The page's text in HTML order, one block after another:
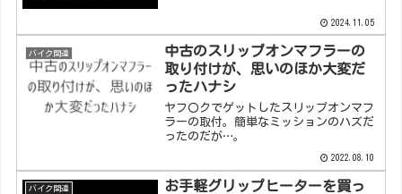
2024.11.05
バイク関連
中古のスリップオンマフラーの
取り付けが、思いのほか大変だ
ったハナシ
ヤフ〇クでゲットしたスリップオンマフ
ラーの取付。簡単なミッションのハズだ
ったのだが…。
2022.08.10
バイク関連
お手軽グリップヒーターを買っ